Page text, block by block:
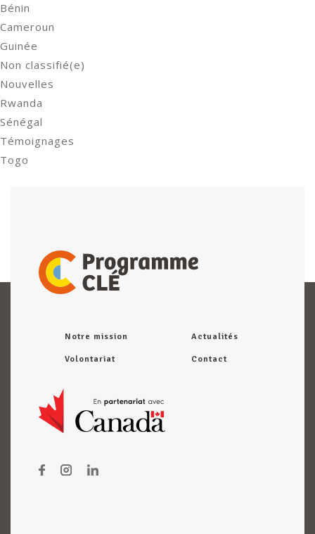
Bénin
Cameroun
Guinée
Non classifié(e)
Nouvelles
Rwanda
Sénégal
Témoignages
Togo
Notre mission
Volontariat
Actualités
Contact